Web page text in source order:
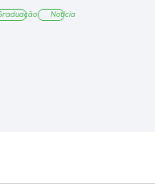
Notícia